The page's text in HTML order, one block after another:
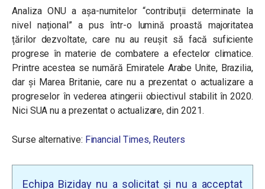
Analiza ONU a așa-numitelor “contribuții determinate la
nivel național” a pus într-o lumină proastă majoritatea
țărilor dezvoltate, care nu au reușit să facă suficiente
progrese în materie de combatere a efectelor climatice.
Printre acestea se numără Emiratele Arabe Unite, Brazilia,
dar și Marea Britanie, care nu a prezentat o actualizare a
progreselor în vederea atingerii obiectivul stabilit în 2020.
Nici SUA nu a prezentat o actualizare, din 2021.
Surse alternative: Financial Times, Reuters
Echipa Biziday nu a solicitat și nu a acceptat